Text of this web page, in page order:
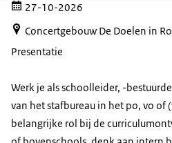
27-10-2026
Concertgebouw De Doelen in
Presentatie
Werk je als schoolleider, -
van het stafbureau in het po, vo of
belangrijke rol bij de